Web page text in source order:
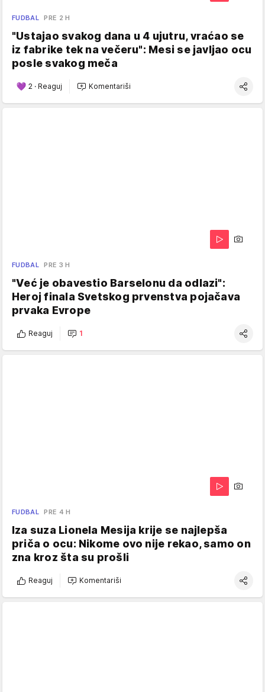
FUDBAL PRE 2 H
"Ustajao svakog dana u 4 ujutru, vraćao se
iz fabrike tek na večeru": Mesi se javljao ocu
posle svakog meča
2 · Reaguj Komentariši
FUDBAL PRE 3 H
"Već je obavestio Barselonu da odlazi":
Heroj finala Svetskog prvenstva pojačava
prvaka Evrope
Reaguj 1
FUDBAL PRE 4 H
Iza suza Lionela Mesija krije se najlepša
priča o ocu: Nikome ovo nije rekao, samo on
zna kroz šta su prošli
Reaguj Komentariši